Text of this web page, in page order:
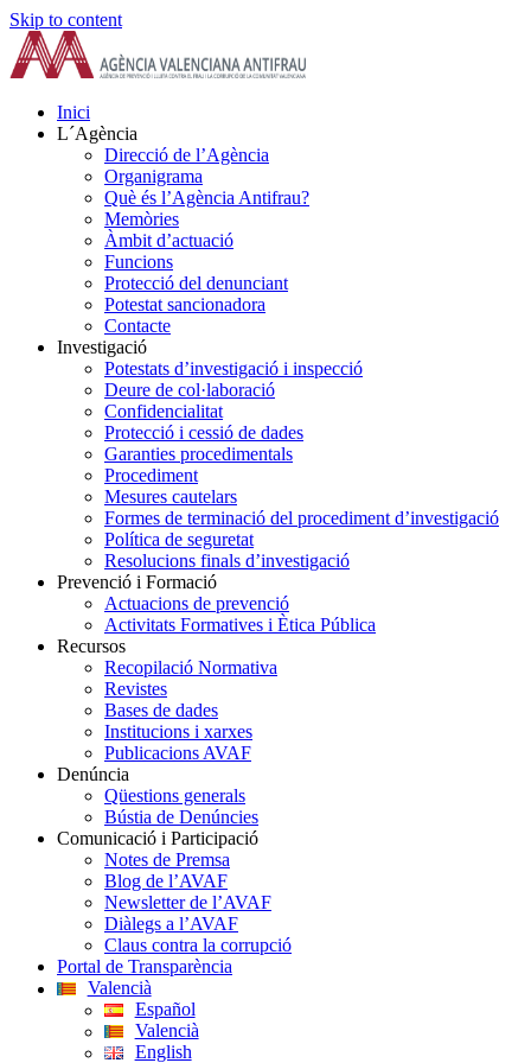
Skip to content
Inici
L´Agència
Direcció de l’Agència
Organigrama
Què és l’Agència Antifrau?
Memòries
Àmbit d’actuació
Funcions
Protecció del denunciant
Potestat sancionadora
Contacte
Investigació
Potestats d’investigació i inspecció
Deure de col·laboració
Confidencialitat
Protecció i cessió de dades
Garanties procedimentals
Procediment
Mesures cautelars
Formes de terminació del procediment d’investigació
Política de seguretat
Resolucions finals d’investigació
Prevenció i Formació
Actuacions de prevenció
Activitats Formatives i Ètica Pública
Recursos
Recopilació Normativa
Revistes
Bases de dades
Institucions i xarxes
Publicacions AVAF
Denúncia
Qüestions generals
Bústia de Denúncies
Comunicació i Participació
Notes de Premsa
Blog de l’AVAF
Newsletter de l’AVAF
Diàlegs a l’AVAF
Claus contra la corrupció
Portal de Transparència
Valencià
Español
Valencià
English